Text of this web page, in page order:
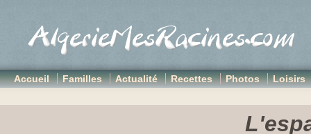
Accueil Familles Actualité Recettes Photos Loisirs